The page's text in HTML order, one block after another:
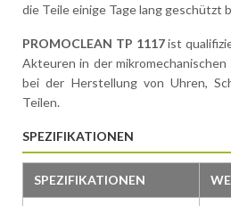
die Teile einige Tage lang geschützt
PROMOCLEAN TP 1117ist
Akteuren in der
bei der Herstellung von Uhren,
Teilen.
SPEZIFIKATIONEN
SPEZIFIKATIONEN